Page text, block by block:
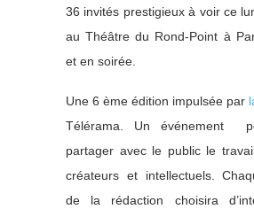
36 invités prestigieux à voir ce
au Théâtre du Rond-Point à
et en soirée.
Une 6 ème édition impulsée par
Télérama. Un événement
partager avec le public le
créateurs et intellectuels.
de la rédaction choisira